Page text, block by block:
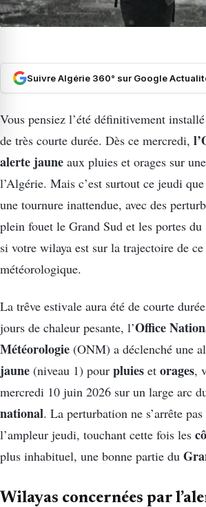
Suivre Algérie 360° sur Google
Vous pensiez l’été définitivement
de très courte durée. Dès ce mercredi,
alerte jaune aux pluies et orages sur
l’Algérie. Mais c’est surtout ce jeudi
une tournure inattendue, avec des
plein fouet le Grand Sud et les portes du
si votre wilaya est sur la trajectoire de
météorologique.
La trêve estivale aura été de courte
jours de chaleur pesante, l’Office
Météorologie (ONM) a déclenché une
jaune (niveau 1) pour pluies et orages,
mercredi 10 juin 2026 sur un large arc
national. La perturbation ne s’arrête
l’ampleur jeudi, touchant cette fois les
plus inhabituel, une bonne partie du
Wilayas concernées par